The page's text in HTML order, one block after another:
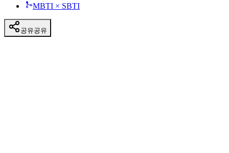
MBTI × SBTI
공유공유